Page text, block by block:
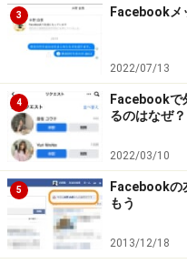
3 Facebookメ
2022/07/13
4
Facebookで
るのはなぜ
2022/03/10
5
Facebookの
もう
2013/12/18